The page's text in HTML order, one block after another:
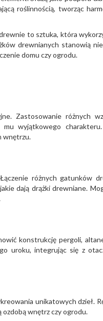
roślinnością, tworząc
to sztuka, która
drewnianych stanowią
domu czy ogrodu.
Zastosowanie różnych
mu wyjątkowego
wnętrzu.
różnych gatunków
dają drążki drewniane.
konstrukcję pergoli,
uroku, integrując się z
unikatowych dzieł.
wnętrz czy ogrodu.